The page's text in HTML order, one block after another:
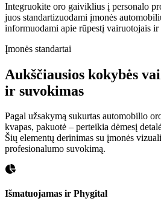
Integruokite oro gaiviklius į personalo
juos standartizuodami įmonės
informuodami apie rūpestį vairuotojais ir
Įmonės standartai
Aukščiausios kokybės
ir suvokimas
Pagal užsakymą sukurtas automobilio
kvapas, pakuotė – perteikia dėmesį
Šių elementų derinimas su įmonės
profesionalumo suvokimą.
Išmatuojamas ir Phygital